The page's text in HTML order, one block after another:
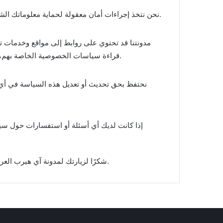
نحن نتخذ إجراءات أمان معقولة لحماية معلوماتك الشخصية من الوصول غير المصرح به أو الاستخدام أو الكشف.
مدونتنا قد تحتوي على روابط إلى مواقع وخدمات
قراءة سياسات الخصوصية الخاصة بهم، حيث ليس لدينا أي تحكم على ممارسات الخصوصية هناك.
نحتفظ بحق تحديث أو تعديل هذه السياسة في
إذا كانت لديك أي أسئلة أو استفسارات حول
شكرًا لزيارتك لمدونة آي هيرب العربي، ونحن نأمل أن تستمتع بتصفح مقالاتنا والاستفادة من محتوانا.